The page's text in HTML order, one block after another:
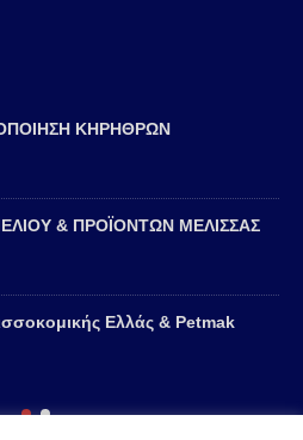
ΚΗΡΗΘΡΩΝ
& ΠΡΟΪΟΝΤΩΝ ΜΕΛΙΣΣΑΣ
Ελλάς & Petmak